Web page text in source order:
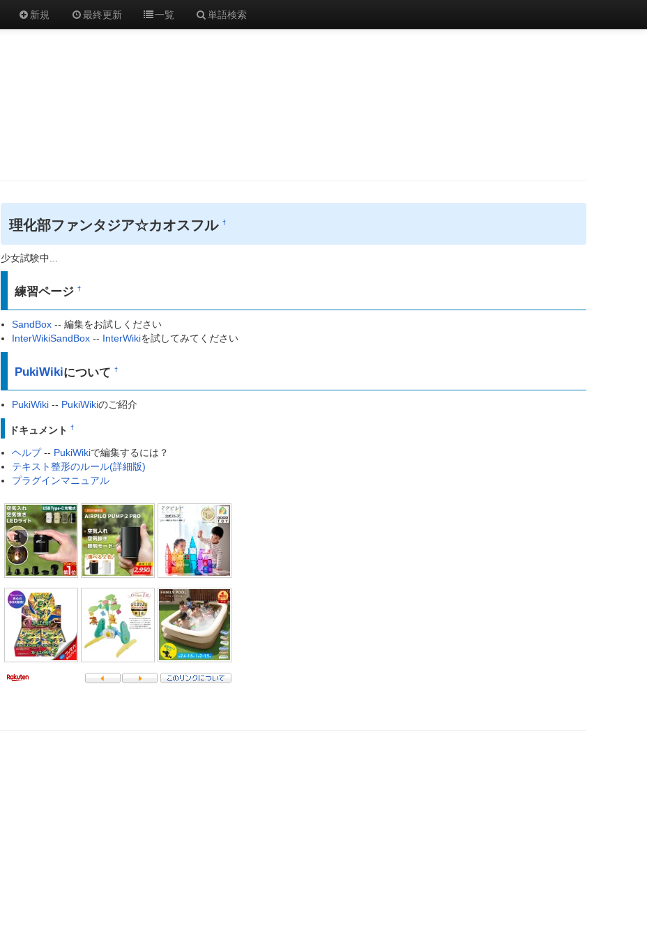
新規 最終更新 一覧 単語検索
理化部ファンタジア☆カオスフル†
少女試験中...
練習ページ†
SandBox -- 編集をお試しください
InterWikiSandBox -- InterWikiを試してみてください
PukiWikiについて†
PukiWiki -- PukiWikiのご紹介
ドキュメント †
ヘルプ-- PukiWikiで編集するには？
テキスト整形のルール(詳細版)
プラグインマニュアル